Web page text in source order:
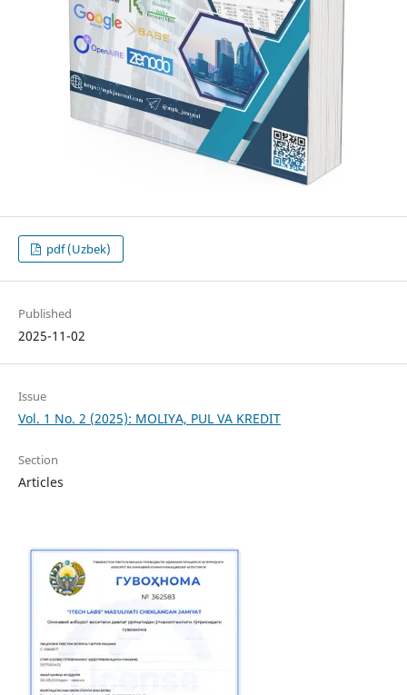
pdf (Uzbek)
Published
2025-11-02
Issue
Vol. 1 No. 2 (2025): MOLIYA, PUL VA KREDIT
Section
Articles